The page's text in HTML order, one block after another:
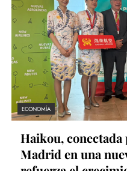
ECONOMÍA
Haikou,
Madrid en una